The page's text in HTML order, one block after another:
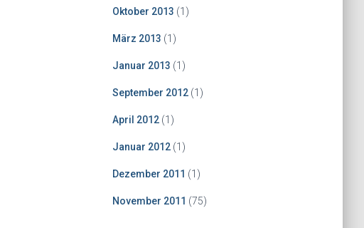
Oktober 2013 (1)
März 2013 (1)
Januar 2013 (1)
September 2012(1)
April 2012(1)
Januar 2012(1)
Dezember 2011 (1)
November 2011 (75)